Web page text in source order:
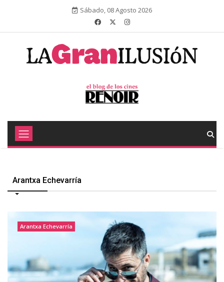
Sábado, 08 Agosto 2026
Arantxa Echevarría
Arantxa Echevarría